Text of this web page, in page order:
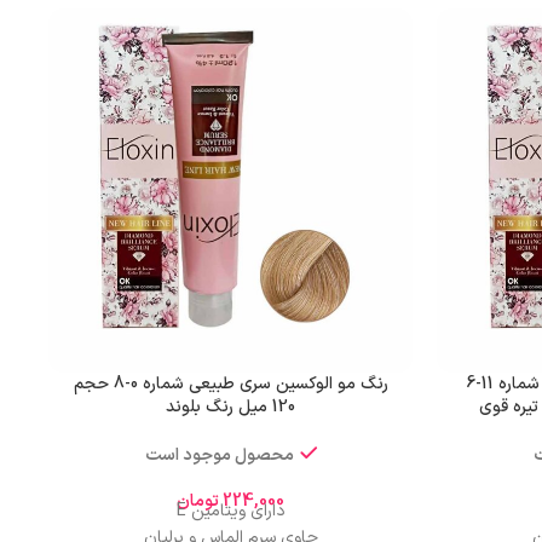
رنگ مو الوکسین سری دودی قوی شماره 11-6
رنگ مو الوکسین سری طبیعی شماره 0-8 حجم
120 میل رنگ بلوند
محصول موجود است
224,000تومان
دارای ویتامین E